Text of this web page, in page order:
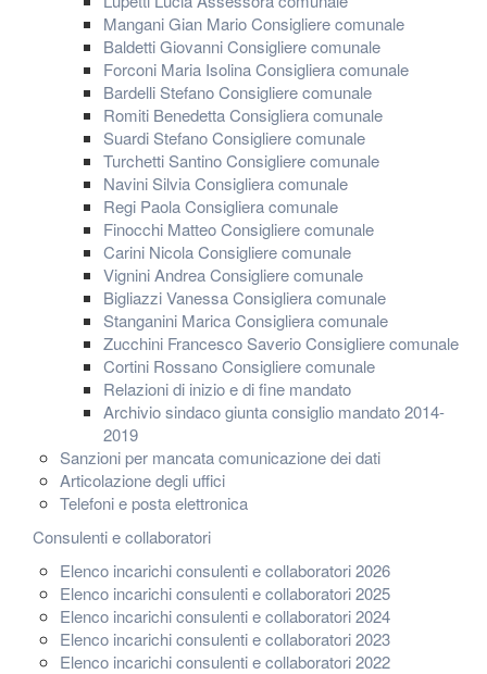
Mangani Gian Mario Consigliere comunale
Baldetti Giovanni Consigliere comunale
Forconi Maria Isolina Consigliera comunale
Bardelli Stefano Consigliere comunale
Romiti Benedetta Consigliera comunale
Suardi Stefano Consigliere comunale
Turchetti Santino Consigliere comunale
Navini Silvia Consigliera comunale
Regi Paola Consigliera comunale
Finocchi Matteo Consigliere comunale
Carini Nicola Consigliere comunale
Vignini Andrea Consigliere comunale
Bigliazzi Vanessa Consigliera comunale
Stanganini Marica Consigliera comunale
Zucchini Francesco Saverio Consigliere comunale
Cortini Rossano Consigliere comunale
Relazioni di inizio e di fine mandato
Archivio sindaco giunta consiglio mandato 2014-
2019
Sanzioni per mancata comunicazione dei dati
Articolazione degli uffici
Telefoni e posta elettronica
Consulenti e collaboratori
Elenco incarichi consulenti e collaboratori 2026
Elenco incarichi consulenti e collaboratori 2025
Elenco incarichi consulenti e collaboratori 2024
Elenco incarichi consulenti e collaboratori 2023
Elenco incarichi consulenti e collaboratori 2022